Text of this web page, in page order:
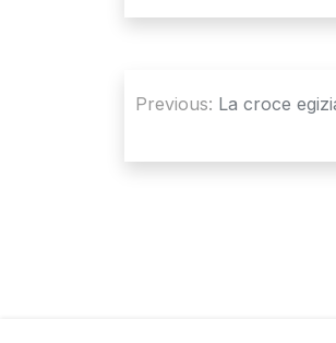
Navigazione
Previous: La croce